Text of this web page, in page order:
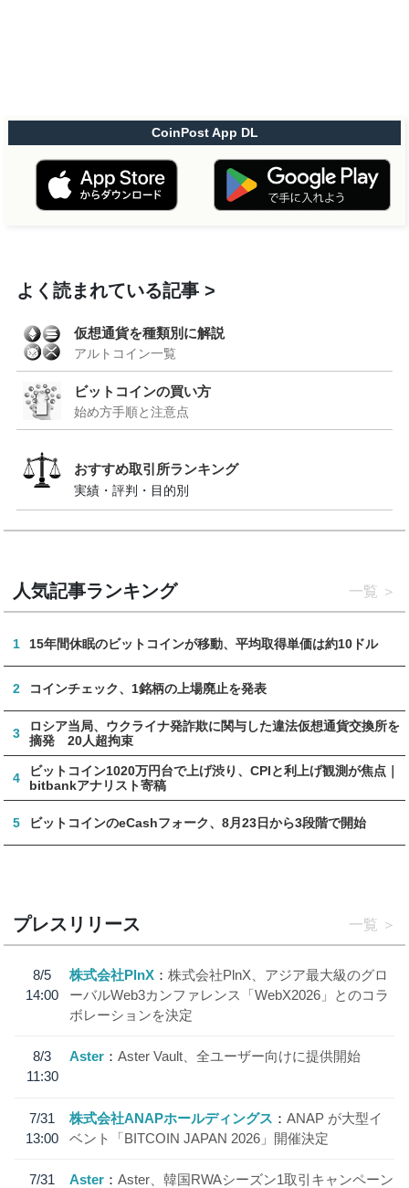
CoinPost App DL
よく読まれている記事
仮想通貨を種類別に解説
アルトコイン一覧
ビットコインの買い方
始め方手順と注意点
おすすめ取引所ランキング
実績・評判・目的別
人気記事ランキング 一覧
1 15年間休眠のビットコインが移動、平均取得単価は約10ドル
2 コインチェック、1銘柄の上場廃止を発表
3
ロシア当局、ウクライナ発詐欺に関与した違法仮想通貨交換所を
摘発 20人超拘束
4
ビットコイン1020万円台で上げ渋り、CPIと利上げ観測が焦点｜
bitbankアナリスト寄稿
5 ビットコインのeCashフォーク、8月23日から3段階で開始
プレスリリース 一覧
8/5
14:00
株式会社PlnX
株式会社PlnX、アジア最大級のグロ
ーバルWeb3カンファレンス「WebX2026」とのコラ
ボレーションを決定
8/3
11:30
Aster Aster Vault、全ユーザー向けに提供開始
7/31
13:00
株式会社ANAPホールディングス
ANAP が大型イ
ベント「BITCOIN JAPAN 2026」開催決定
7/31 Aster Aster、韓国RWAシーズン1取引キャンペーン